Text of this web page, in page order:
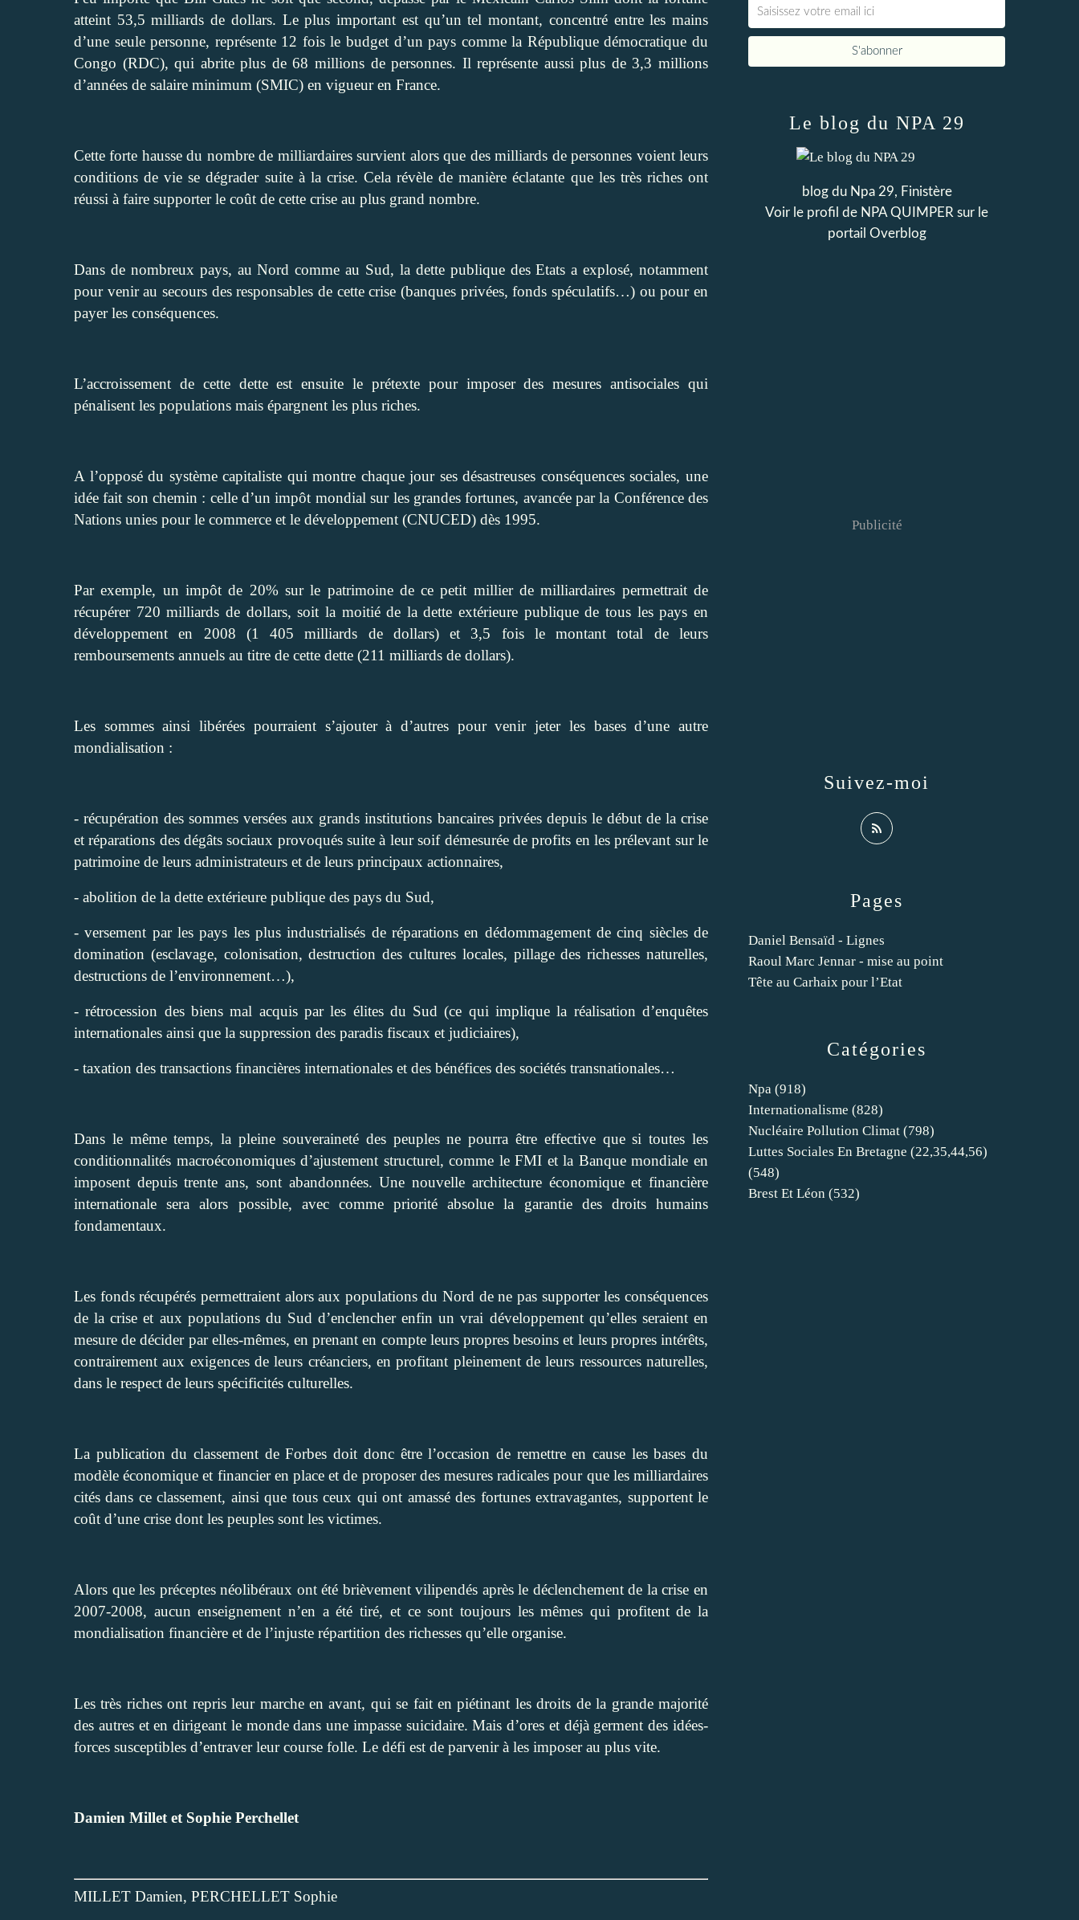
atteint 53,5 milliards de dollars. Le plus important est qu’un tel montant, concentré entre les mains
d’une seule personne, représente 12 fois le budget d’un pays comme la République démocratique du
Congo (RDC), qui abrite plus de 68 millions de personnes. Il représente aussi plus de 3,3 millions
d’années de salaire minimum (SMIC) en vigueur en France.
Cette forte hausse du nombre de milliardaires survient alors que des milliards de personnes voient leurs
conditions de vie se dégrader suite à la crise. Cela révèle de manière éclatante que les très riches ont
réussi à faire supporter le coût de cette crise au plus grand nombre.
Dans de nombreux pays, au Nord comme au Sud, la dette publique des Etats a explosé, notamment
pour venir au secours des responsables de cette crise (banques privées, fonds spéculatifs…) ou pour en
payer les conséquences.
L’accroissement de cette dette est ensuite le prétexte pour imposer des mesures antisociales qui
pénalisent les populations mais épargnent les plus riches.
A l’opposé du système capitaliste qui montre chaque jour ses désastreuses conséquences sociales, une
idée fait son chemin : celle d’un impôt mondial sur les grandes fortunes, avancée par la Conférence des
Nations unies pour le commerce et le développement (CNUCED) dès 1995.
Par exemple, un impôt de 20% sur le patrimoine de ce petit millier de milliardaires permettrait de
récupérer 720 milliards de dollars, soit la moitié de la dette extérieure publique de tous les pays en
développement en 2008 (1 405 milliards de dollars) et 3,5 fois le montant total de leurs
remboursements annuels au titre de cette dette (211 milliards de dollars).
Les sommes ainsi libérées pourraient s’ajouter à d’autres pour venir jeter les bases d’une autre
mondialisation :
- récupération des sommes versées aux grands institutions bancaires privées depuis le début de la crise
et réparations des dégâts sociaux provoqués suite à leur soif démesurée de profits en les prélevant sur le
patrimoine de leurs administrateurs et de leurs principaux actionnaires,
- abolition de la dette extérieure publique des pays du Sud,
- versement par les pays les plus industrialisés de réparations en dédommagement de cinq siècles de
domination (esclavage, colonisation, destruction des cultures locales, pillage des richesses naturelles,
destructions de l’environnement…),
- rétrocession des biens mal acquis par les élites du Sud (ce qui implique la réalisation d’enquêtes
internationales ainsi que la suppression des paradis fiscaux et judiciaires),
- taxation des transactions financières internationales et des bénéfices des sociétés transnationales…
Dans le même temps, la pleine souveraineté des peuples ne pourra être effective que si toutes les
conditionnalités macroéconomiques d’ajustement structurel, comme le FMI et la Banque mondiale en
imposent depuis trente ans, sont abandonnées. Une nouvelle architecture économique et financière
internationale sera alors possible, avec comme priorité absolue la garantie des droits humains
fondamentaux.
Les fonds récupérés permettraient alors aux populations du Nord de ne pas supporter les conséquences
de la crise et aux populations du Sud d’enclencher enfin un vrai développement qu’elles seraient en
mesure de décider par elles-mêmes, en prenant en compte leurs propres besoins et leurs propres intérêts,
contrairement aux exigences de leurs créanciers, en profitant pleinement de leurs ressources naturelles,
dans le respect de leurs spécificités culturelles.
La publication du classement de Forbes doit donc être l’occasion de remettre en cause les bases du
modèle économique et financier en place et de proposer des mesures radicales pour que les milliardaires
cités dans ce classement, ainsi que tous ceux qui ont amassé des fortunes extravagantes, supportent le
coût d’une crise dont les peuples sont les victimes.
Alors que les préceptes néolibéraux ont été brièvement vilipendés après le déclenchement de la crise en
2007-2008, aucun enseignement n’en a été tiré, et ce sont toujours les mêmes qui profitent de la
mondialisation financière et de l’injuste répartition des richesses qu’elle organise.
Les très riches ont repris leur marche en avant, qui se fait en piétinant les droits de la grande majorité
des autres et en dirigeant le monde dans une impasse suicidaire. Mais d’ores et déjà germent des idées-
forces susceptibles d’entraver leur course folle. Le défi est de parvenir à les imposer au plus vite.
Damien Millet et Sophie Perchellet
MILLET Damien, PERCHELLET Sophie
Catégories
Npa (918)
Internationalisme (828)
Nucléaire Pollution Climat (798)
Luttes Sociales En Bretagne (22,35,44,56)
(548)
Brest Et Léon (532)
Pages
Daniel Bensaïd - Lignes
Raoul Marc Jennar - mise au point
Tête au Carhaix pour l’Etat
Le blog du NPA 29
blog du Npa 29, Finistère
Voir le profil de NPA QUIMPER sur le
portail Overblog
Suivez-moi
Publicité